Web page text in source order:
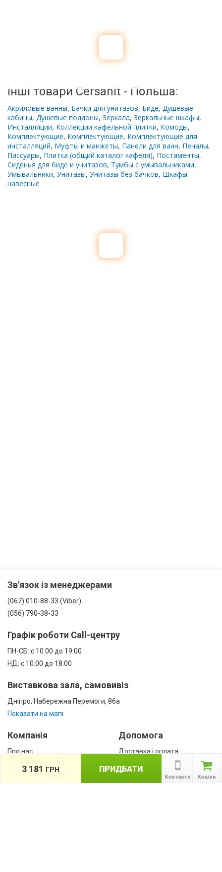
Інші товари Cersanit - Польша:
Акриловые ванны, Бачки для унитазов, Биде, Душевые
кабины, Душевые поддоны, Зеркала, Зеркальные шкафы,
Инсталляции, Коллекции кафельной плитки, Комоды,
Комплектующие, Комплектующие, Комплектующие для
инсталляций, Муфты и манжеты, Панели для ванн, Пеналы,
Писсуары, Плитка (общий каталог кафеля), Постаменты,
Сиденья для биде и унитазов, Тумбы с умывальниками,
Умывальники, Унитазы, Унитазы без бачков, Шкафы
навесные
Зв'язок із менеджерами
(067) 010-88-33 (Viber)
(056) 790-38-33
Графік роботи Call-центру
ПН-СБ: с 10:00 до 19:00
НД: с 10:00 до 18:00
Виставкова зала, самовивіз
Дніпро, Набережна Перемоги, 86а
Показати на мапі
Компанія
Про нас
Допомога
Доставка і оплата
Кошик
Контакти
ПРИДБАТИ
3 181 ГРН